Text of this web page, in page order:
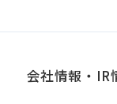
会社情報・IR